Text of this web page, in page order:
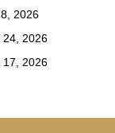
2026
24, 2026
17, 2026